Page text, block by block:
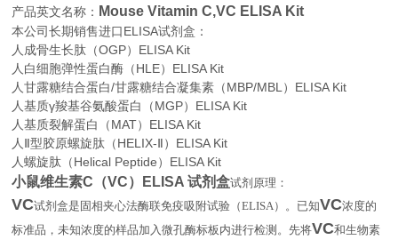
产品英文名称： Mouse Vitamin C,VC ELISA Kit
本公司长期销售进口ELISA试剂盒：
人成骨生长肽（OGP）ELISA Kit
人白细胞弹性蛋白酶（HLE）ELISA Kit
人甘露糖结合蛋白/甘露糖结合凝集素（MBP/MBL）ELISA Kit
人基质γ羧基谷氨酸蛋白（MGP）ELISA Kit
人基质裂解蛋白（MAT）ELISA Kit
人Ⅱ型胶原螺旋肽（HELIX-Ⅱ）ELISA Kit
人螺旋肽（Helical Peptide）ELISA Kit
小鼠维生素C（VC）ELISA 试剂盒试剂原理：
VC试剂盒是固相夹心法酶联免疫吸附试验（ELISA）。已知VC浓度的
标准品，未知浓度的样品加入微孔酶标板内进行检测。先将VC和生物素